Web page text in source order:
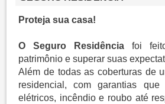
Proteja sua casa!
O Seguro Residência foi
patrimônio e superar suas
Além de todas as coberturas de
residencial, com garantias
elétricos, incêndio e roubo até